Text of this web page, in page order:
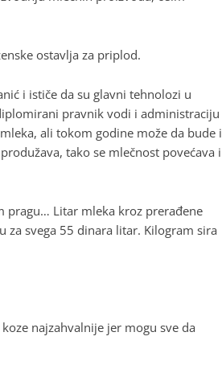
ostavlja za priplod.
i ističe da su glavni tehnolozi u
pravnik vodi i administraciju
ali tokom godine može da bude i
tako se mlečnost povećava i
pragu… Litar mleka kroz prerađene
svega 55 dinara litar. Kilogram sira
najzahvalnije jer mogu sve da